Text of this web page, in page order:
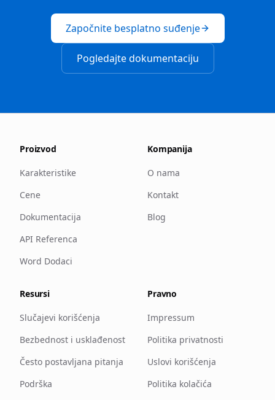
Započnite besplatno suđenje
Pogledajte dokumentaciju
Proizvod
Karakteristike
Cene
Dokumentacija
API Referenca
Word Dodaci
Kompanija
O nama
Kontakt
Blog
Resursi
Slučajevi korišćenja
Bezbednost i usklađenost
Često postavljana pitanja
Podrška
Pravno
Impressum
Politika privatnosti
Uslovi korišćenja
Politika kolačića